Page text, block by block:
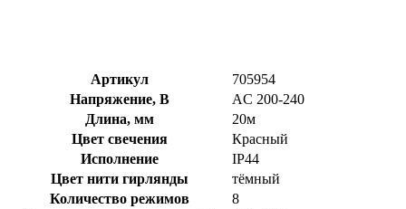
Артикул
705954
Напряжение, В
AC 200-240
Длина, мм
20м
Цвет свечения
Красный
Исполнение
IP44
Цвет нити гирлянды
тёмный
Количество режимов
8